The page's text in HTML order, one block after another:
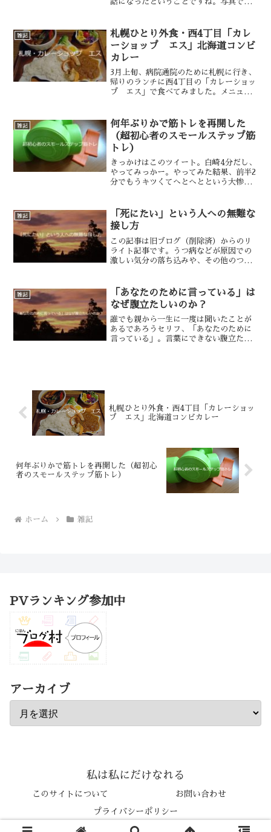
のです。全然お手入れしていなかったせ
いなのでしょう……...
雑記
札幌ひとり外食・西4丁目「カレ
ーショップ エス」北海道コンビ
カレー
3月上旬、病院通院のために札幌に行き、
帰りのランチに西4丁目の「カレーショッ
プ エス」で食べてみました。メニュー
ンのスープカレーとパキスタン風ルウカ
レーに惹かれました。...
雑記
何年ぶりかで筋トレを再開した
（超初心者のスモールステップ筋
トレ）
きっかけはこのツイート。白崎4分だし、
やってみっかー。やってみた結果、前半2
分でもうキツくてへとへとという大惨
ろの話。そしてちょうど1ヶ月後の4月19
日ごろ、気づきま...
雑記
「死にたい」という人への無難な
接し方
この記事は旧ブログ（削除済）からのリ
ライト記事です。うつ病などが原因での
激しい気分の落ち込みや、その他のつら
自身も過去に数年間「死にたい」という
気持ちに苛まれ、何度か自...
雑記
「あなたのために言っている」は
なぜ腹立たしいのか？
誰でも親から一生に一度は聞いたことが
あるであろうセリフ、「あなたのために
言っている」。言葉にできない腹立たし
札幌ひとり外食・西4丁目「カレーショッ
プ エス」北海道コンビカレー
何年ぶりかで筋トレを再開した（超初心
者のスモールステップ筋トレ）
ホーム 雑記
PVランキング参加中
アーカイブ
私は私にだけなれる
このサイトについて お問い合わせ
プライバシーポリシー